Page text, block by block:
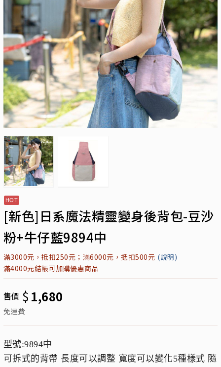
[新色]日系魔法精靈變身後背包-豆沙
粉+牛仔藍9894中
滿3000元，抵扣250元；滿6000元，抵扣500元 (說明)
滿4000元結帳可加購優惠商品
售價 $ 1,680
免運費
型號:9894中
可拆式的背帶 長度可以調整 寬度可以變化5種樣式 隨